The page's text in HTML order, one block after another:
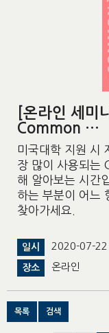
[온라인 세미
Common …
미국대학 지원 시
장 많이 사용되
해 알아보는 시간
하는 부분이 어느
찾아가세요.
일시 2020-07-22
장소 온라인
목록 검색